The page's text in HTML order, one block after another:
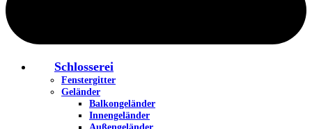
Schlosserei
Fenstergitter
Geländer
Balkongeländer
Innengeländer
Außengeländer